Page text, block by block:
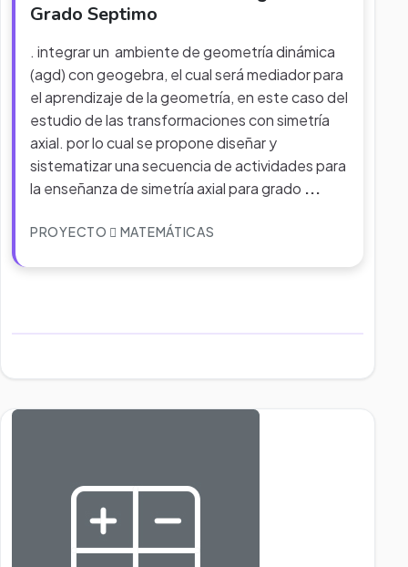
Grado Septimo
. integrar un ambiente de geometría dinámica
(agd) con geogebra, el cual será mediador para
el aprendizaje de la geometría, en este caso del
estudio de las transformaciones con simetría
axial. por lo cual se propone diseñar y
sistematizar una secuencia de actividades para
la enseñanza de simetría axial para grado ...
PROYECTO MATEMÁTICAS